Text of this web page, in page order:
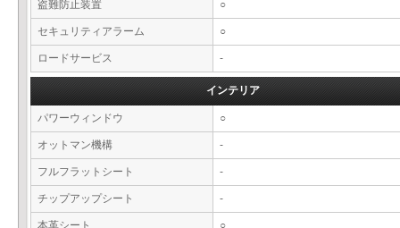
盗難防止装置 ○
セキュリティアラーム ○
ロードサービス -
インテリア
パワーウィンドウ ○
オットマン機構 -
フルフラットシート -
チップアップシート -
本革シート ○